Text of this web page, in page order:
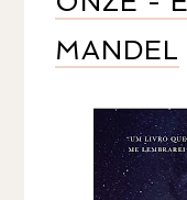
MANDEL